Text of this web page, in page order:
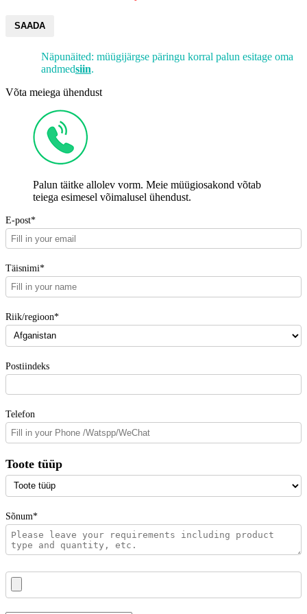
SAADA
Näpunäited: müügijärgse päringu korral palun esitage oma
andmedsiin.
Võta meiega ühendust
Palun täitke allolev vorm. Meie müügiosakond võtab
teiega esimesel võimalusel ühendust.
E-post*
Täisnimi*
Riik/regioon*
Postiindeks
Telefon
Toote tüüp
Sõnum*